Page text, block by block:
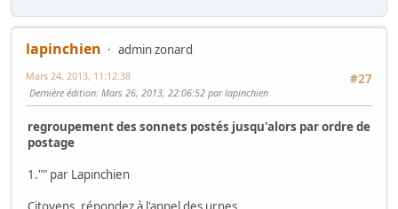
lapinchien
admin zonard
#27
Mars 24, 2013, 11:12:38
Dernière édition: Mars 26, 2013, 22:06:52 par lapinchien
regroupement des sonnets postés jusqu'alors par ordre de
postage
1."" par Lapinchien